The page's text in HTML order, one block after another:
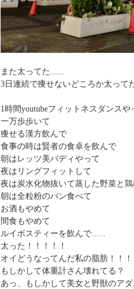
また太ってた......
3日連続で痩せないどころか太って
1時間youtubeフィットネスダンスや
一万歩歩いて
痩せる漢方飲んで
食事の時は賢者の食卓を飲んで
朝はレッツ美バディやって
夜はリングフィットして
夜は炭水化物抜いて蒸した野菜と
朝は全粒粉のパン食べて
お酒もやめて
間食もやめて
ルイボスティーを飲んで......
太った！！！！！
オイどうなってんだ私の脂肪！！！
もしかして体重計さん壊れてる？
あっ、もしかして美女と野獣のア